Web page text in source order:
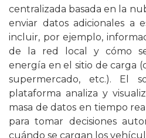
centralizada basada en la
enviar datos adicionales a
incluir, por ejemplo,
de la red local y cómo
energía en el sitio de carga
supermercado, etc.). El
plataforma analiza y
masa de datos en tiempo
para tomar decisiones
cuándo se cargan los